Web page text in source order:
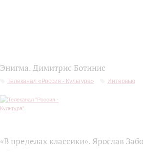
Энигма. Димитрис Ботинис
Телеканал «Россия - Культура» Интервью
«В пределах классики». Ярослав